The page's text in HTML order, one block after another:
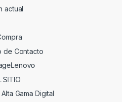
actual
de Contacto
SITIO
Gama Digital